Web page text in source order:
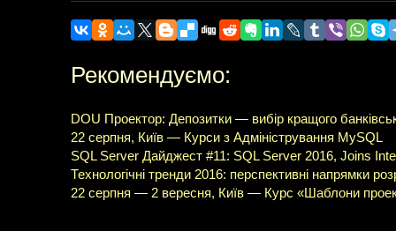
Рекомендуємо:
DOU Проектор: Депозитки — вибір кращого
22 серпня, Київ — Курси з Адміністрування MySQL
SQL Server Дайджест #11: SQL Server 2016, Joins
Технологічні тренди 2016: перспективні напрямки
22 серпня — 2 вересня, Київ — Курс «Шаблони